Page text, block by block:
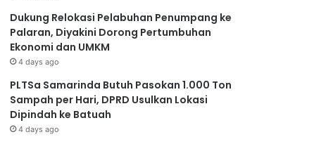
Dukung Relokasi Pelabuhan Penumpang ke
Palaran, Diyakini Dorong Pertumbuhan
Ekonomi dan UMKM
4 days ago
PLTSa Samarinda Butuh Pasokan 1.000 Ton
Sampah per Hari, DPRD Usulkan Lokasi
Dipindah ke Batuah
4 days ago